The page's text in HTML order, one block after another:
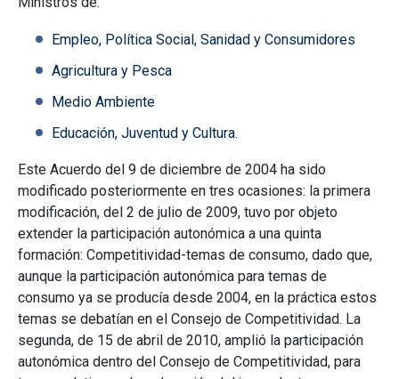
Empleo, Política Social, Sanidad y Consumidores
Agricultura y Pesca
Medio Ambiente
Educación, Juventud y Cultura.
Este Acuerdo del 9 de diciembre de 2004 ha sido
modificado posteriormente en tres ocasiones: la primera
modificación, del 2 de julio de 2009, tuvo por objeto
extender la participación autonómica a una quinta
formación: Competitividad-temas de consumo, dado que,
aunque la participación autonómica para temas de
consumo ya se producía desde 2004, en la práctica estos
temas se debatían en el Consejo de Competitividad. La
segunda, de 15 de abril de 2010, amplió la participación
autonómica dentro del Consejo de Competitividad, para